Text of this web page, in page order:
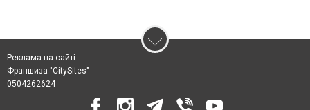
Реклама на сайті
Франшиза "CitySites"
0504262624